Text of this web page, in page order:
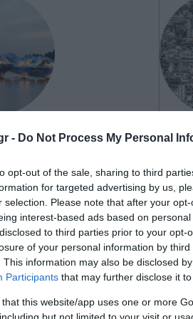
- Do Not Process My Personal
opt-out of the sale, sharing to third
for targeted advertising by us,
selection. Please note that after your
interest-based ads based on
to third parties prior to your opt-
of your personal information by third
This information may also be disclosed
Participants that may further disclose it
that this website/app uses one or more
but not limited to your visit or
Bersoux που
για την ΑΙ και τις εφαρμογές
το Παρίσι και είδε την
εγκατάσταση
La Caverne du Pont Neuf .
Τα